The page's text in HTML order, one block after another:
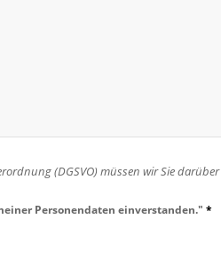
(DGSVO) müssen wir Sie
Personendaten einverstanden." *